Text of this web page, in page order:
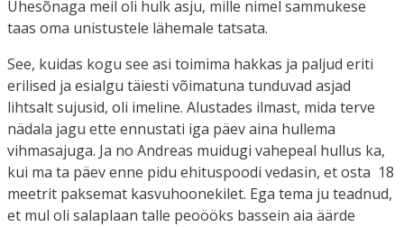
Ühesõnaga meil oli hulk asju, mille nimel sammukese
taas oma unistustele lähemale tatsata.
See, kuidas kogu see asi toimima hakkas ja paljud eriti
erilised ja esialgu täiesti võimatuna tunduvad asjad
lihtsalt sujusid, oli imeline. Alustades ilmast, mida terve
nädala jagu ette ennustati iga päev aina hullema
vihmasajuga. Ja no Andreas muidugi vahepeal hullus ka,
kui ma ta päev enne pidu ehituspoodi vedasin, et osta 18
meetrit paksemat kasvuhoonekilet. Ega tema ju teadnud,
et mul oli salaplaan talle peoööks bassein aia äärde